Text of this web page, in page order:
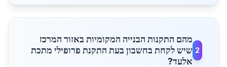
2
מהם התקנות הבנייה המקומיות באזור המרכז
שיש לקחת בחשבון בעת התקנת פרופילי מתכת
אלעד?